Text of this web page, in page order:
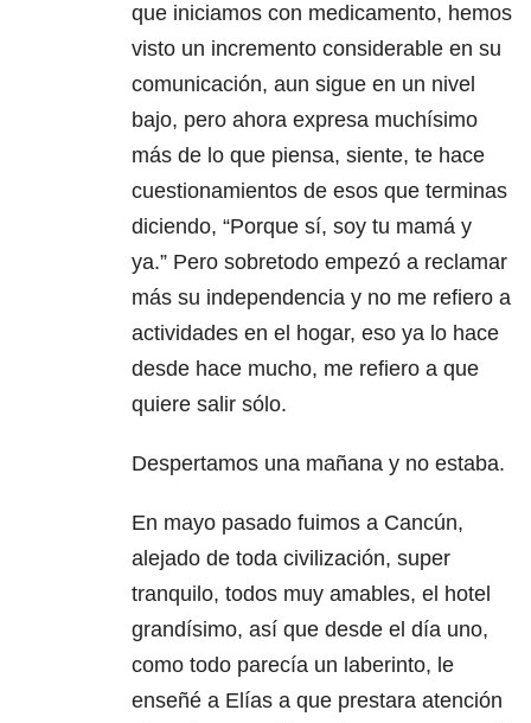
que iniciamos con medicamento, hemos
visto un incremento considerable en su
comunicación, aun sigue en un nivel
bajo, pero ahora expresa muchísimo
más de lo que piensa, siente, te hace
cuestionamientos de esos que terminas
diciendo, “Porque sí, soy tu mamá y
ya.” Pero sobretodo empezó a reclamar
más su independencia y no me refiero a
actividades en el hogar, eso ya lo hace
desde hace mucho, me refiero a que
quiere salir sólo.
Despertamos una mañana y no estaba.
En mayo pasado fuimos a Cancún,
alejado de toda civilización, super
tranquilo, todos muy amables, el hotel
grandísimo, así que desde el día uno,
como todo parecía un laberinto, le
enseñé a Elías a que prestara atención